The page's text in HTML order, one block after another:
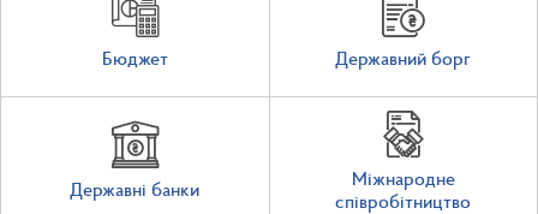
Бюджет Державний борг
Державні банки
Міжнародне
співробітництво